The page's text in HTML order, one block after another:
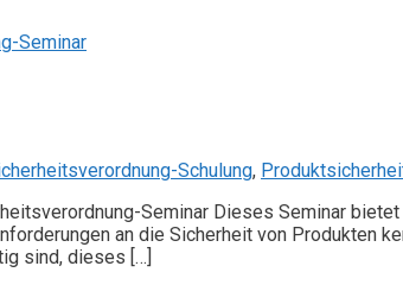
Schulung,
Seminar Dieses Seminar
an die Sicherheit von Produkten
sind, dieses […]